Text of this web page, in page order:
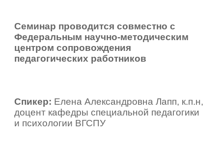
Семинар проводится совместно с
Федеральным научно-методическим
центром сопровождения
педагогических работников
Спикер: Елена Александровна Лапп, к.п.н,
доцент кафедры специальной педагогики
и психологии ВГСПУ